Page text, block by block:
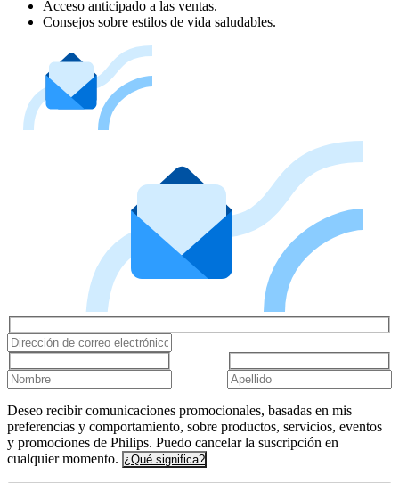
Acceso anticipado a las ventas.
Consejos sobre estilos de vida saludables.
Deseo recibir comunicaciones promocionales, basadas en mis
preferencias y comportamiento, sobre productos, servicios, eventos
y promociones de Philips. Puedo cancelar la suscripción en
cualquier momento. ¿Qué significa?